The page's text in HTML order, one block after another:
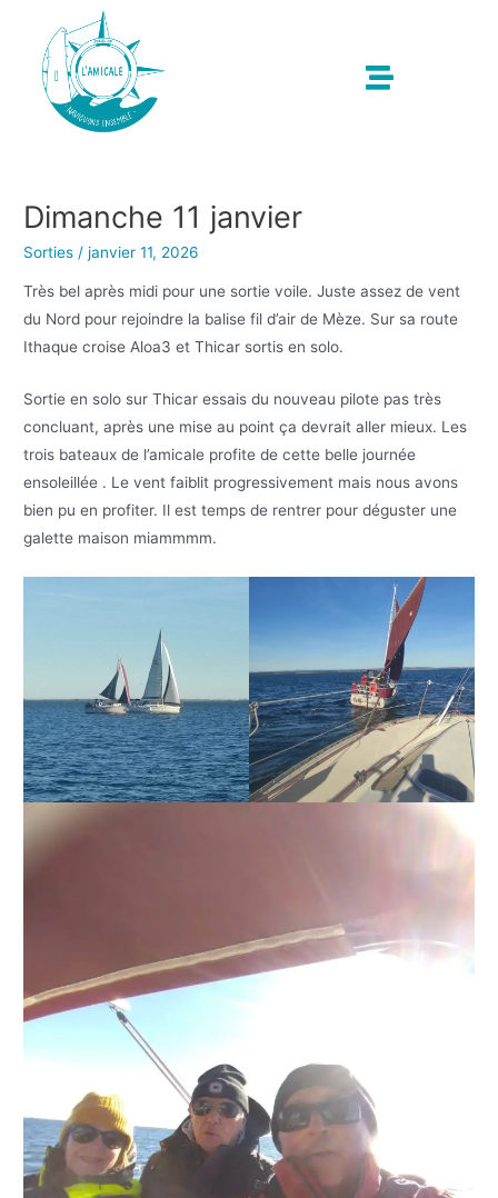
Dimanche 11 janvier
Sorties /janvier 11, 2026
Très bel après midi pour une sortie voile. Juste assez de vent
du Nord pour rejoindre la balise fil d’air de Mèze. Sur sa route
Ithaque croise Aloa3 et Thicar sortis en solo.
Sortie en solo sur Thicar essais du nouveau pilote pas très
concluant, après une mise au point ça devrait aller mieux. Les
trois bateaux de l’amicale profite de cette belle journée
ensoleillée . Le vent faiblit progressivement mais nous avons
bien pu en profiter. Il est temps de rentrer pour déguster une
galette maison miammmm.